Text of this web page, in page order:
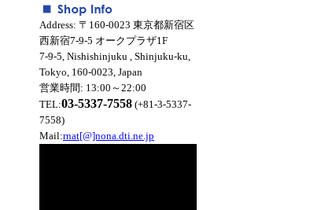
Address: 〒160-0023 東京都新宿区
西新宿7-9-5 オークプラザ1F
7-9-5, Nishishinjuku , Shinjuku-ku,
Tokyo, 160-0023, Japan
営業時間: 13:00～22:00
TEL:03-5337-7558 (+81-3-5337-
7558)
Mail:rnat[@]nona.dti.ne.jp